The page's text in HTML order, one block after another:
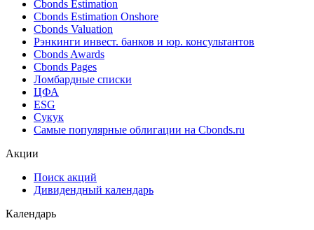
Cbonds Estimation
Cbonds Estimation Onshore
Cbonds Valuation
Рэнкинги инвест. банков и юр. консультантов
Cbonds Awards
Cbonds Pages
Ломбардные списки
ЦФА
ESG
Сукук
Самые популярные облигации на Cbonds.ru
Акции
Поиск акций
Дивидендный календарь
Календарь